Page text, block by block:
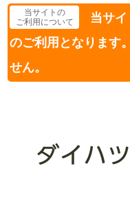
当サイトの
ご利用について
当サ
のご利用となります
せん。